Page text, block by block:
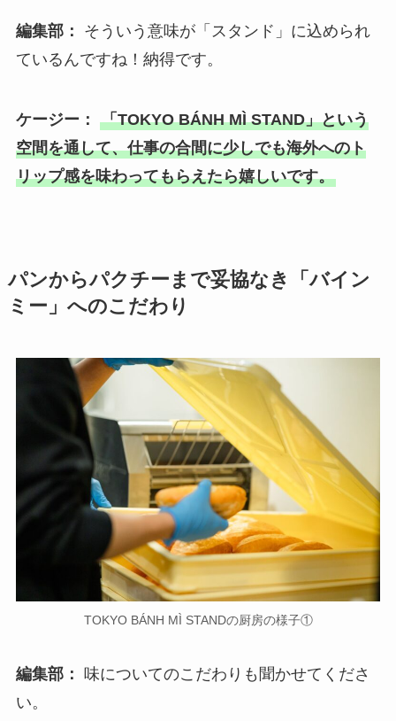
編集部：
そういう意味が「スタンド」に込められ
ているんですね！納得です。
ケージー：
「TOKYO BÁNH MÌ STAND」という
空間を通して、仕事の合間に少しでも海外へのト
リップ感を味わってもらえたら嬉しいです。
パンからパクチーまで妥協なき「バイン
ミー」へのこだわり
TOKYO BÁNH MÌ STANDの厨房の様子①
編集部： 味についてのこだわりも聞かせてくださ
い。